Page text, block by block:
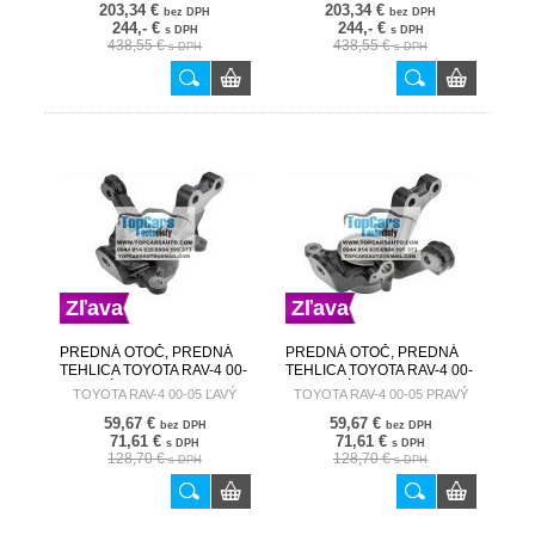
203,34 € bez DPH
244,- € s DPH
438,55 €s DPH
203,34 € bez DPH
244,- € s DPH
438,55 €s DPH
Zľava
PREDNÁ OTOČ, PREDNÁ
TEHLICA TOYOTA RAV-4 00-
05 ĽAVÝ 43212-42060 ZZP-
TOYOTA RAV-4 00-05 ĽAVÝ
59,67 € bez DPH
71,61 € s DPH
128,70 €s DPH
Zľava
PREDNÁ OTOČ, PREDNÁ
TEHLICA TOYOTA RAV-4 00-
05 PRAVÝ 43211-42060
TOYOTA RAV-4 00-05 PRAVÝ
59,67 € bez DPH
71,61 € s DPH
128,70 €s DPH